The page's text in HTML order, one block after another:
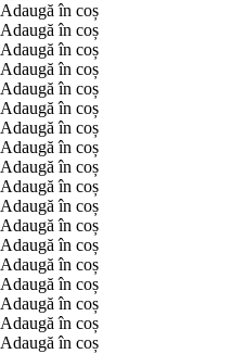
Adaugă în coș
Adaugă în coș
Adaugă în coș
Adaugă în coș
Adaugă în coș
Adaugă în coș
Adaugă în coș
Adaugă în coș
Adaugă în coș
Adaugă în coș
Adaugă în coș
Adaugă în coș
Adaugă în coș
Adaugă în coș
Adaugă în coș
Adaugă în coș
Adaugă în coș
Adaugă în coș